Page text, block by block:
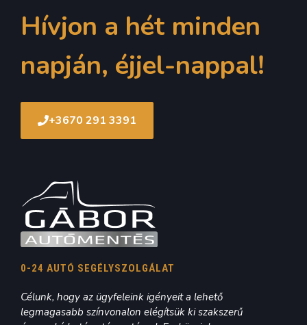
0-24 AUTÓ SEGÉLYSZOLGÁLAT
Célunk, hogy az ügyfeleink igényeit a lehető
legmagasabb színvonalon elégítsük ki szakszerű
Hívjon a hét minden
napján, éjjel-nappal!
+3670 291 3391